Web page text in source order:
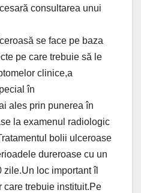
consultarea unui
se face pe baza
pe care trebuie să le
clinice,a
în
ales prin punerea în
la examenul radiologic
bolii ulceroase
dureroase cu un
zile.Un loc important îl
care trebuie instituit.Pe